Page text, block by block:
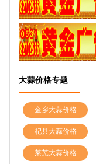
大蒜价格专题
金乡大蒜价格
杞县大蒜价格
莱芜大蒜价格